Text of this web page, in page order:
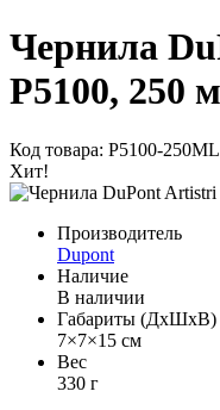
Чернила
P5100, 250
Код товара: P5100-250ML
Хит!
Производитель
Dupont
Наличие
В наличии
Габариты (ДхШхВ)
7×7×15 см
Вес
330 г